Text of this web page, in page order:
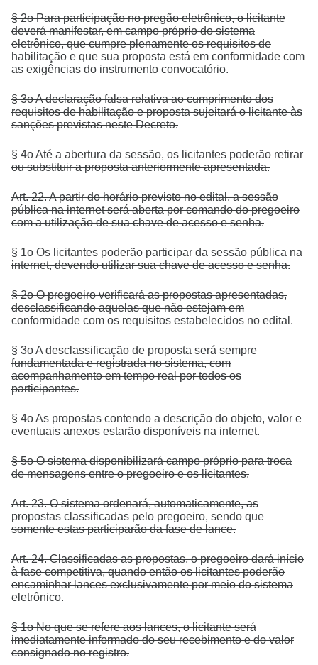
§ 2o Para participação no pregão eletrônico, o licitante
deverá manifestar, em campo próprio do sistema
eletrônico, que cumpre plenamente os requisitos de
habilitação e que sua proposta está em conformidade com
as exigências do instrumento convocatório.
§ 3o A declaração falsa relativa ao cumprimento dos
requisitos de habilitação e proposta sujeitará o licitante às
sanções previstas neste Decreto.
§ 4o Até a abertura da sessão, os licitantes poderão retirar
ou substituir a proposta anteriormente apresentada.
Art. 22. A partir do horário previsto no edital, a sessão
pública na internet será aberta por comando do pregoeiro
com a utilização de sua chave de acesso e senha.
§ 1o Os licitantes poderão participar da sessão pública na
internet, devendo utilizar sua chave de acesso e senha.
§ 2o O pregoeiro verificará as propostas apresentadas,
desclassificando aquelas que não estejam em
conformidade com os requisitos estabelecidos no edital.
§ 3o A desclassificação de proposta será sempre
fundamentada e registrada no sistema, com
acompanhamento em tempo real por todos os
participantes.
§ 4o As propostas contendo a descrição do objeto, valor e
eventuais anexos estarão disponíveis na internet.
§ 5o O sistema disponibilizará campo próprio para troca
de mensagens entre o pregoeiro e os licitantes.
Art. 23. O sistema ordenará, automaticamente, as
propostas classificadas pelo pregoeiro, sendo que
somente estas participarão da fase de lance.
Art. 24. Classificadas as propostas, o pregoeiro dará início
à fase competitiva, quando então os licitantes poderão
encaminhar lances exclusivamente por meio do sistema
eletrônico.
§ 1o No que se refere aos lances, o licitante será
imediatamente informado do seu recebimento e do valor
consignado no registro.